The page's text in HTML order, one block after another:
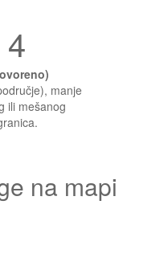
manje
ili mešanog
na mapi